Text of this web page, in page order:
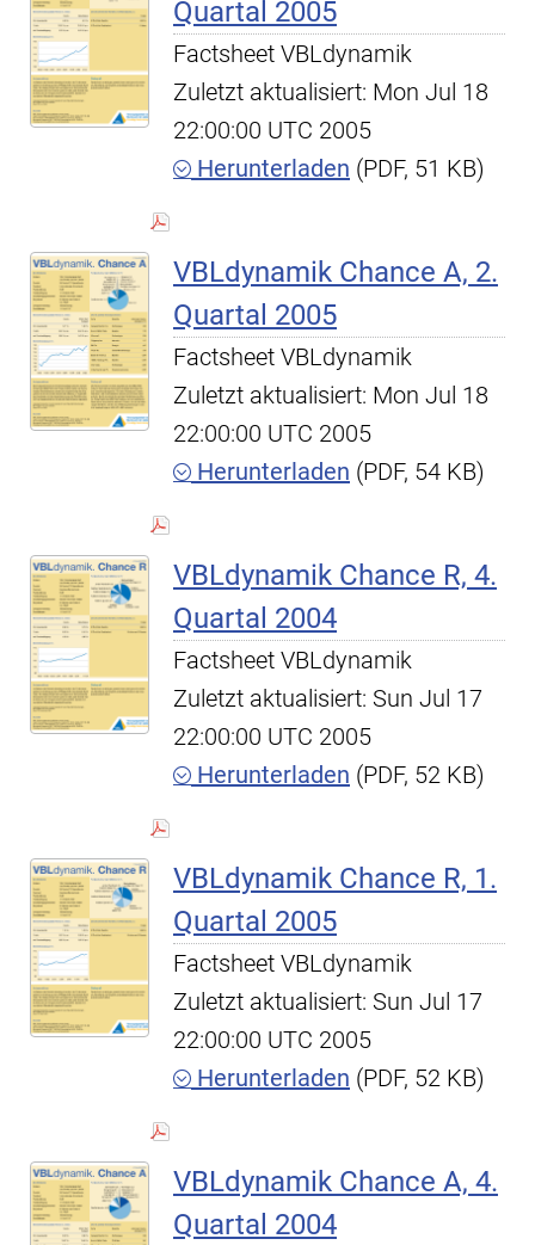
Quartal 2005
Factsheet VBLdynamik
Zuletzt aktualisiert: Mon Jul 18
22:00:00 UTC 2005
Herunterladen (PDF, 51 KB)
VBLdynamik Chance A, 2.
Quartal 2005
Factsheet VBLdynamik
Zuletzt aktualisiert: Mon Jul 18
22:00:00 UTC 2005
Herunterladen (PDF, 54 KB)
VBLdynamik Chance R, 4.
Quartal 2004
Factsheet VBLdynamik
Zuletzt aktualisiert: Sun Jul 17
22:00:00 UTC 2005
Herunterladen (PDF, 52 KB)
VBLdynamik Chance R, 1.
Quartal 2005
Factsheet VBLdynamik
Zuletzt aktualisiert: Sun Jul 17
22:00:00 UTC 2005
Herunterladen (PDF, 52 KB)
VBLdynamik Chance A, 4.
Quartal 2004